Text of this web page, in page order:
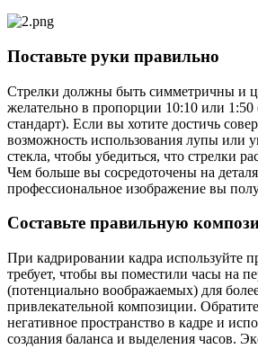
Поставьте руки правильно
Стрелки должны быть симметричны и
желательно в пропорции 10:10 или 1:50
стандарт). Если вы хотите достичь
возможность использования лупы или
стекла, чтобы убедиться, что стрелки
Чем больше вы сосредоточены на
профессиональное изображение вы
Составьте правильную
При кадрировании кадра используйте
требует, чтобы вы поместили часы на
(потенциально воображаемых) для
привлекательной композиции.
негативное пространство в кадре и
создания баланса и выделения часов.